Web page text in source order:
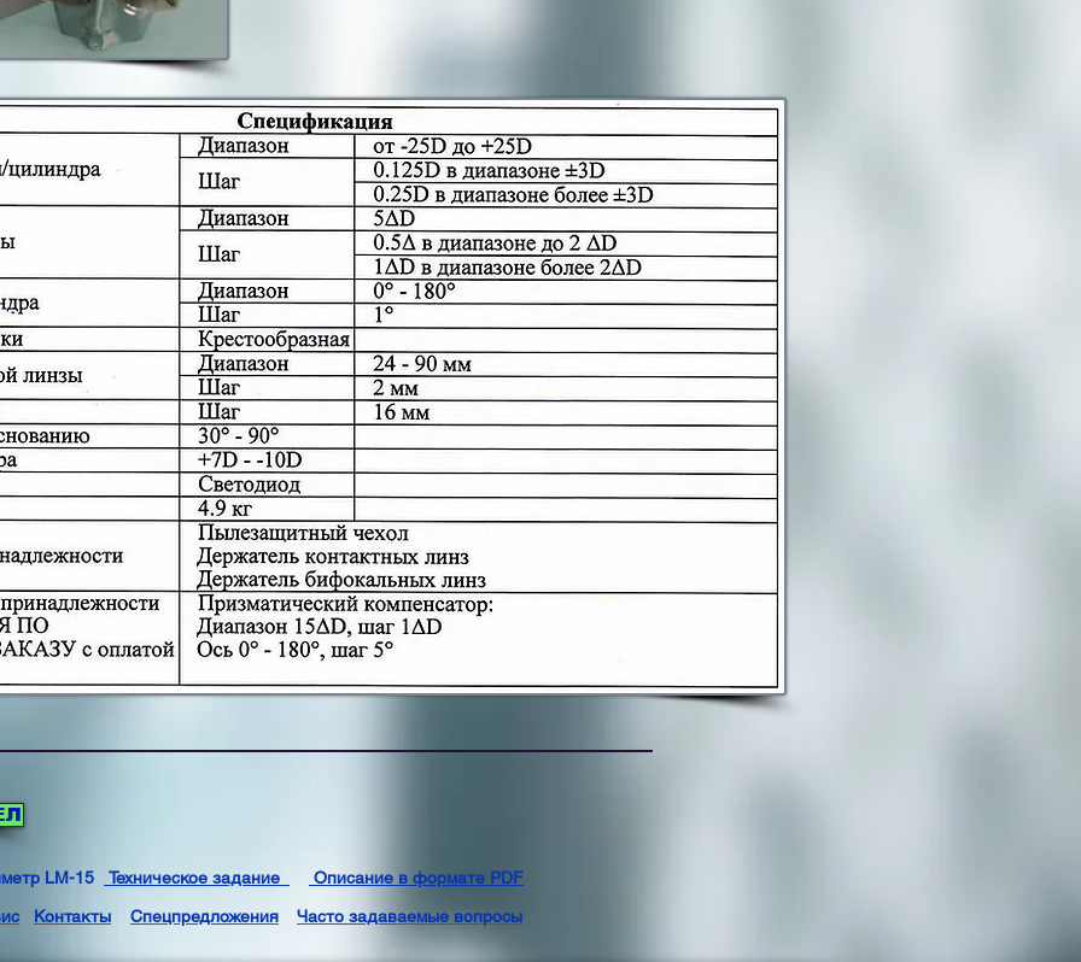
LM-15 Техническое задание
Описание в формате PDF
Контакты Спецпредложения Часто задаваемые вопросы